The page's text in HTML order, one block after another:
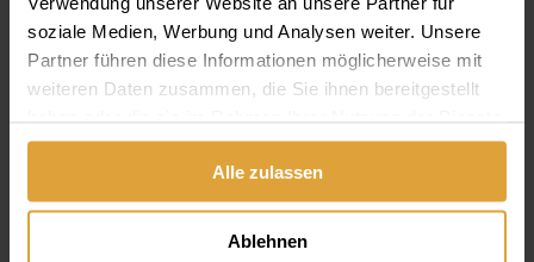
soziale Medien, Werbung und Analysen weiter. Unsere
Partner führen diese Informationen möglicherweise mit
weiteren Daten zusammen, die Sie ihnen bereitgestellt
haben oder die sie im Rahmen Ihrer Nutzung der Dienste
gesammelt haben.
Alle zulassen
Ablehnen
Süle Bendegúz